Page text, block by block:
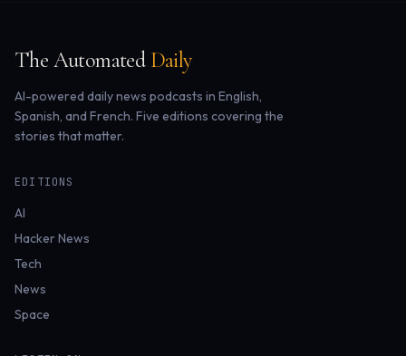
The Automated Daily
AI-powered daily news podcasts in English,
Spanish, and French. Five editions covering the
stories that matter.
EDITIONS
AI
Hacker News
Tech
News
Space